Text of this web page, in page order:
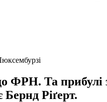
Та прибулі
Ріґерт.